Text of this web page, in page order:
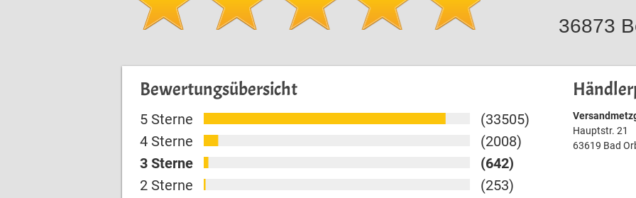
36873
Bewertungsübersicht
5 Sterne
(33505)
4 Sterne
(2008)
3 Sterne
(642)
2 Sterne
(253)
Hauptstr. 21
63619 Bad